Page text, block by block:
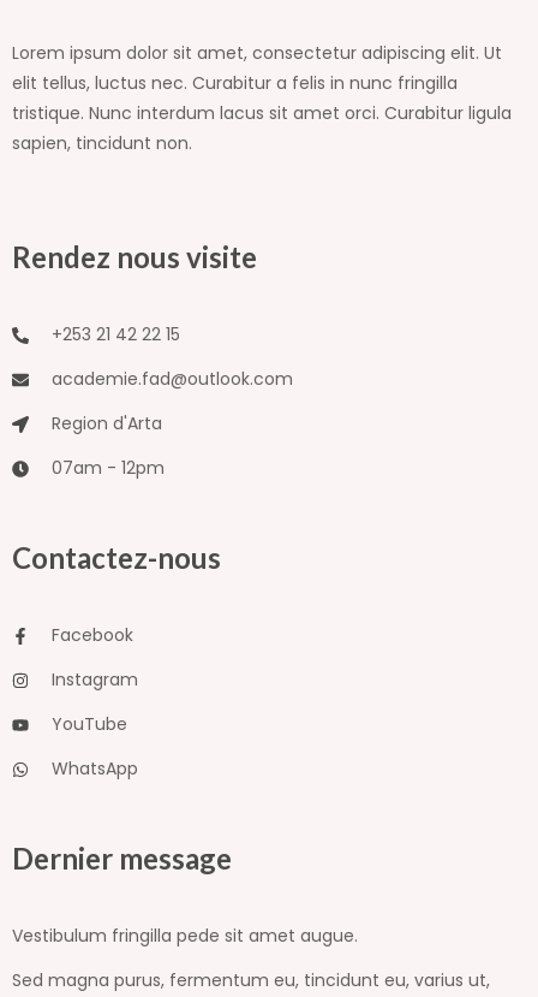
Lorem ipsum dolor sit amet, consectetur adipiscing elit. Ut
elit tellus, luctus nec. Curabitur a felis in nunc fringilla
tristique. Nunc interdum lacus sit amet orci. Curabitur ligula
sapien, tincidunt non.
Rendez nous visite
+253 21 42 22 15
academie.fad@outlook.com
Region d'Arta
07am - 12pm
Contactez-nous
Facebook
Instagram
YouTube
WhatsApp
Dernier message
Vestibulum fringilla pede sit amet augue.
Sed magna purus, fermentum eu, tincidunt eu, varius ut,